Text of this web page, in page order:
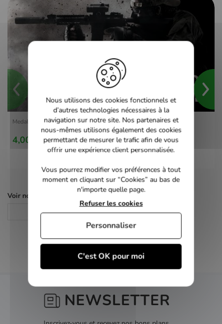
Medal of Honor - PS3
4,00 €
Voir nos autres pages :
Jeux PS3
NEWSLETTER
Nous utilisons des cookies fonctionnels et
d’autres technologies nécessaires à la
navigation sur notre site. Nos partenaires et
nous-mêmes utilisons également des cookies
permettant de mesurer le trafic afin de vous
offrir une expérience client personnalisée.
Vous pourrez modifier vos préférences à tout
moment en cliquant sur “Cookies” au bas de
n'importe quelle page.
C'est OK pour moi
Refuser les cookies
Personnaliser